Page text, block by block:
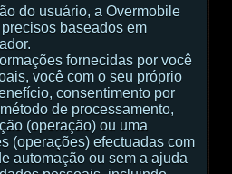
do usuário, a Overmobile
baseados em
fornecidas por você
você com o seu próprio
consentimento por
de processamento,
(operação) ou uma
(operações) efectuadas com
automação ou sem a ajuda